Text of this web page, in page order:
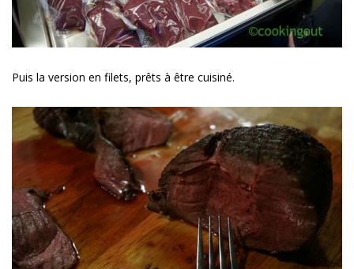
Puis la version en filets, prêts à être cuisiné.